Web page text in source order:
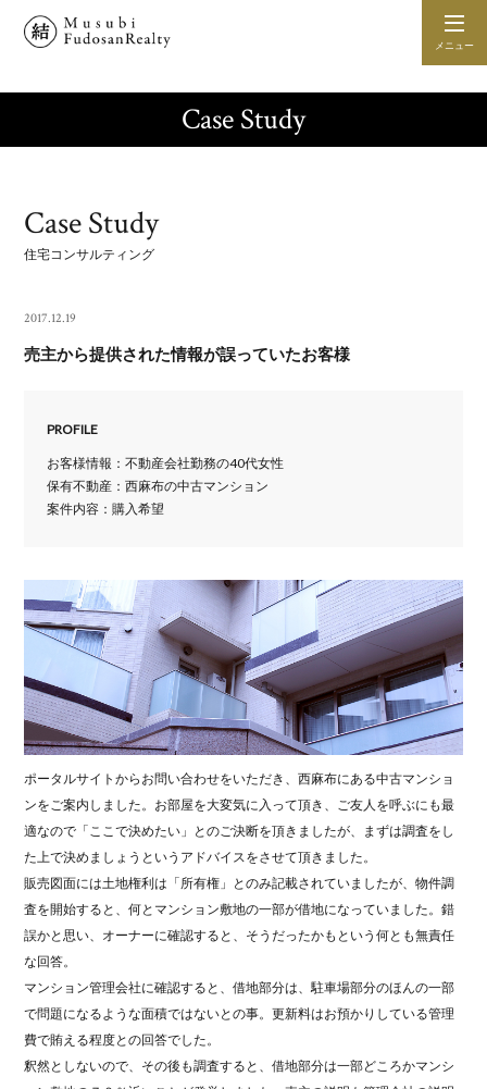
メニュー
Case Study
Case Study
住宅コンサルティング
2017.12.19
売主から提供された情報が誤っていたお客様
PROFILE
お客様情報：不動産会社勤務の40代女性
保有不動産：西麻布の中古マンション
案件内容：購入希望
ポータルサイトからお問い合わせをいただき、西麻布にある中古マンショ
ンをご案内しました。お部屋を大変気に入って頂き、ご友人を呼ぶにも最
適なので「ここで決めたい」とのご決断を頂きましたが、まずは調査をし
た上で決めましょうというアドバイスをさせて頂きました。
販売図面には土地権利は「所有権」とのみ記載されていましたが、物件調
査を開始すると、何とマンション敷地の一部が借地になっていました。錯
誤かと思い、オーナーに確認すると、そうだったかもという何とも無責任
な回答。
マンション管理会社に確認すると、借地部分は、駐車場部分のほんの一部
で問題になるような面積ではないとの事。更新料はお預かりしている管理
費で賄える程度との回答でした。
釈然としないので、その後も調査すると、借地部分は一部どころかマンシ